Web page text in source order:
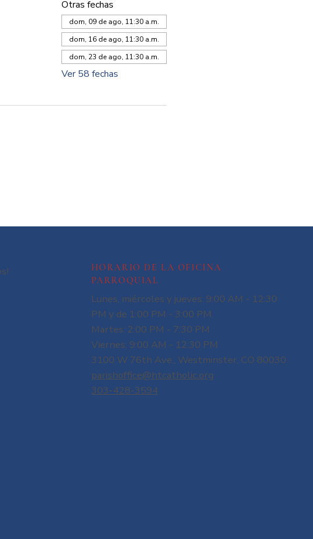
Otras fechas
dom, 09 de ago, 11:30 a.m.
dom, 16 de ago, 11:30 a.m.
dom, 23 de ago, 11:30 a.m.
Ver 58 fechas
HORARIO DE LA OFICINA
PARROQUIAL
Lunes, miércoles y jueves: 9:00 AM - 12:30
PM y de 1:00 PM - 3:00 PM.
Martes: 2:00 PM - 7:30 PM
Viernes: 9:00 AM - 12:30 PM
3100 W 76th Ave., Westminster, CO 80030
parishoffice@htcatholic.org
303-428-3594